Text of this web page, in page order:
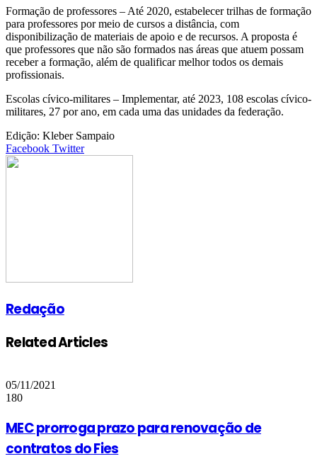
Formação de professores – Até 2020, estabelecer trilhas de formação
para professores por meio de cursos a distância, com
disponibilização de materiais de apoio e de recursos. A proposta é
que professores que não são formados nas áreas que atuem possam
receber a formação, além de qualificar melhor todos os demais
profissionais.
Escolas cívico-militares – Implementar, até 2023, 108 escolas cívico-
militares, 27 por ano, em cada uma das unidades da federação.
Edição: Kleber Sampaio
Facebook TwitterGoogle+
LinkedIn
StumbleUpon
Tumblr
Pinterest
Reddit
VKontakte
Share
Print
Redação
Related Articles
05/11/2021
180
MEC prorroga prazo para renovação de
contratos do Fies